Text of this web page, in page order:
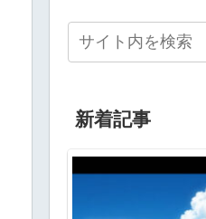
新着記事